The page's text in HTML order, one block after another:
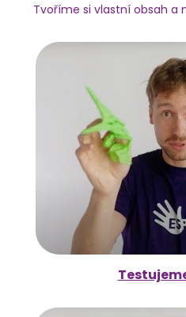
Tvoříme si vlastní obsah